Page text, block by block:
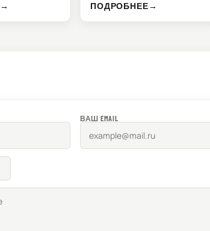
→
ПОДРОБНЕЕ→
ВАШ EMAIL